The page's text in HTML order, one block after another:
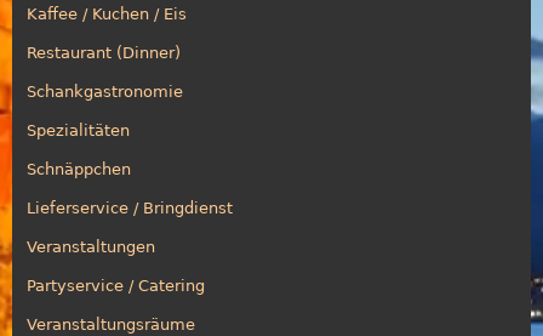
Kaffee / Kuchen / Eis
Restaurant (Dinner)
Schankgastronomie
Spezialitäten
Schnäppchen
Lieferservice / Bringdienst
Veranstaltungen
Partyservice / Catering
Veranstaltungsräume